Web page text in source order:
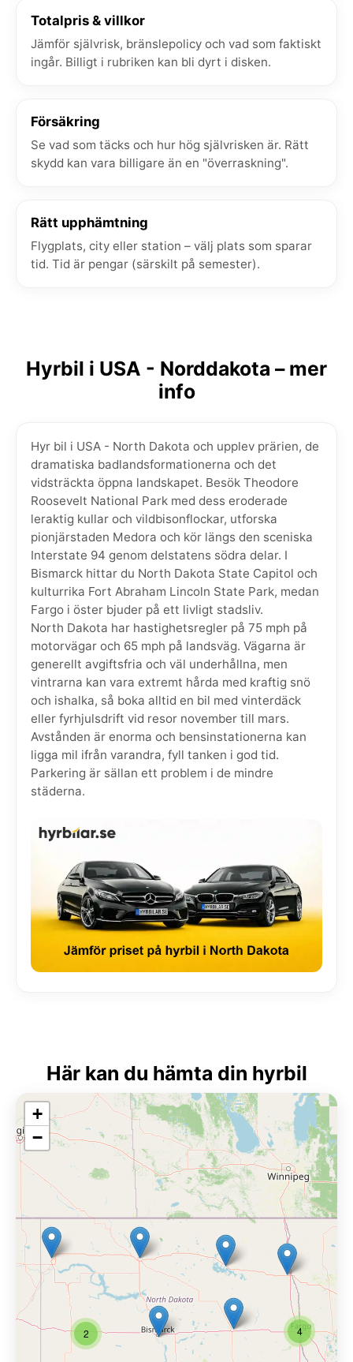
Totalpris & villkor
Jämför självrisk, bränslepolicy och vad som faktiskt
ingår. Billigt i rubriken kan bli dyrt i disken.
Försäkring
Se vad som täcks och hur hög självrisken är. Rätt
skydd kan vara billigare än en "överraskning".
Rätt upphämtning
Flygplats, city eller station – välj plats som sparar
tid. Tid är pengar (särskilt på semester).
Hyrbil i USA - Norddakota – mer
info
Hyr bil i USA - North Dakota och upplev prärien, de
dramatiska badlandsformationerna och det
vidsträckta öppna landskapet. Besök Theodore
Roosevelt National Park med dess eroderade
leraktig kullar och vildbisonflockar, utforska
pionjärstaden Medora och kör längs den sceniska
Interstate 94 genom delstatens södra delar. I
Bismarck hittar du North Dakota State Capitol och
kulturrika Fort Abraham Lincoln State Park, medan
Fargo i öster bjuder på ett livligt stadsliv.
North Dakota har hastighetsregler på 75 mph på
motorvägar och 65 mph på landsväg. Vägarna är
generellt avgiftsfria och väl underhållna, men
vintrarna kan vara extremt hårda med kraftig snö
och ishalka, så boka alltid en bil med vinterdäck
eller fyrhjulsdrift vid resor november till mars.
Avstånden är enorma och bensinstationerna kan
ligga mil ifrån varandra, fyll tanken i god tid.
Parkering är sällan ett problem i de mindre
städerna.
Här kan du hämta din hyrbil
4
2
+
−